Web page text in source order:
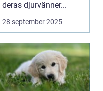
deras djurvänner...
28 september 2025